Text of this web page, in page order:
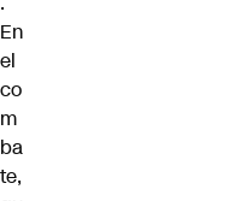
En
el
co
m
ba
te,